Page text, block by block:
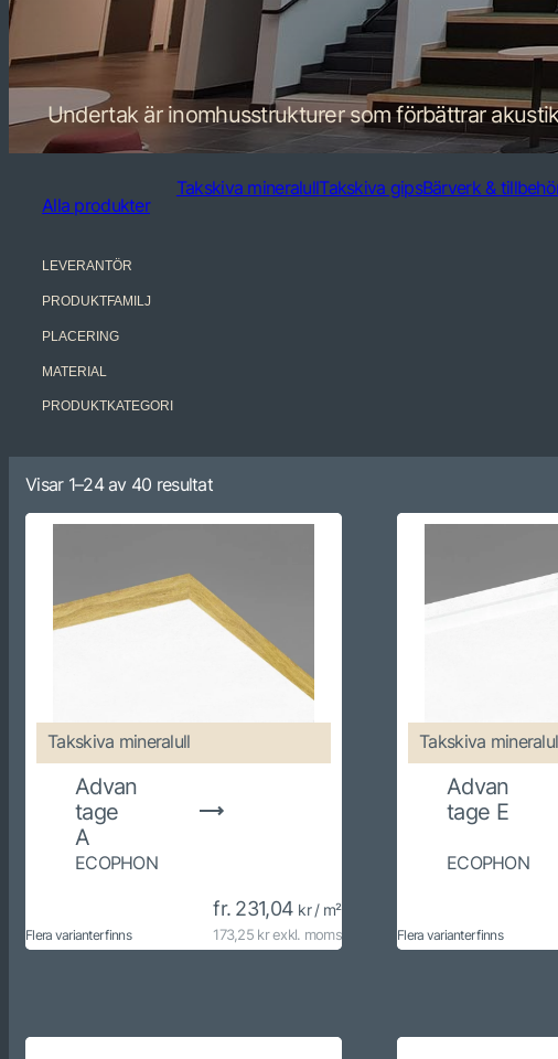
Undertak är inomhusstrukturer som förbättrar
Alla produkter
Takskiva mineralullTakskiva gipsBärverk &
LEVERANTÖR
PRODUKTFAMILJ
PLACERING
MATERIAL
PRODUKTKATEGORI
Visar 1–24 av 40 resultat
Takskiva mineralull
Advan
tage
A
ECOPHON
Flera varianter finns
fr. 231,04 kr / m²
173,25 kr exkl. moms
Takskiva
Advan
tage E
ECOPHON
Flera varianter finns